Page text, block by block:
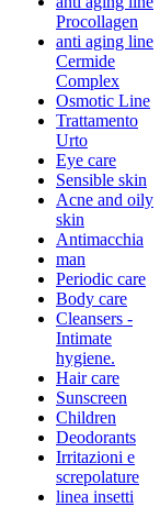
Procollagen
anti aging line
Cermide
Complex
Osmotic Line
Trattamento
Urto
Eye care
Sensible skin
Acne and oily
skin
Antimacchia
man
Periodic care
Body care
Cleansers -
Intimate
hygiene.
Hair care
Sunscreen
Children
Deodorants
Irritazioni e
screpolature
linea insetti